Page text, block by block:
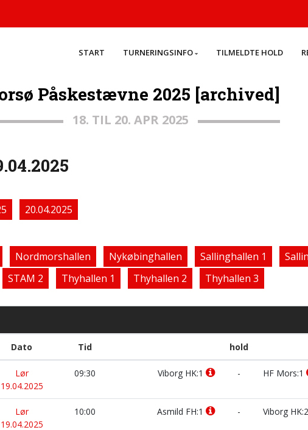
START TURNERINGSINFO TILMELDTE HOLD
Påskestævne 2025 [archived]
18. TIL 20. APR 2025
20.04.2025
Nordmorshallen Nykøbinghallen Sallinghallen 1
STAM 2 Thyhallen 1 Thyhallen 2 Thyhallen 3
Dato Tid hold
Lør
19.04.2025
09:30 Viborg HK:1 - HF Mors:1
Lør
19.04.2025
10:00 Asmild FH:1 - Viborg HK:2